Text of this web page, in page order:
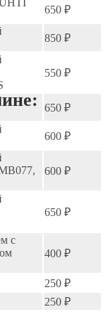
650 ₽
850 ₽
550 ₽
650 ₽
600 ₽
600 ₽
650 ₽
с
400 ₽
250 ₽
250 ₽